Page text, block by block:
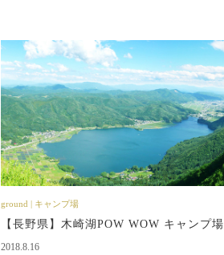
ground | キャンプ場
【長野県】木崎湖POW WOW キャンプ場
2018.8.16